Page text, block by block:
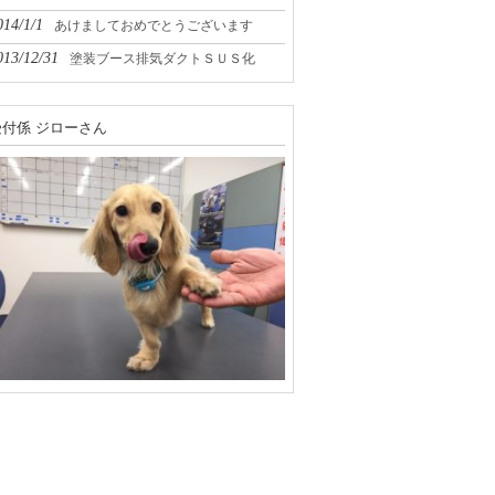
1/1 あけましておめでとうございます
12/31 塗装ブース排気ダクトＳＵＳ化
係 ジローさん